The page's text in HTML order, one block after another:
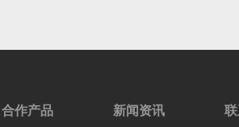
合作产品 新闻资讯